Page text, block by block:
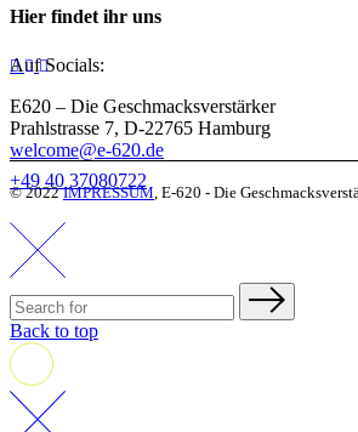
Hier findet ihr uns
Auf Socials:
E620 – Die Geschmacksverstärker
Prahlstrasse 7, D-22765 Hamburg
welcome@e-620.de
+49 40 37080722
© 2022IMPRESSUM , E-620 - Die
Back to top